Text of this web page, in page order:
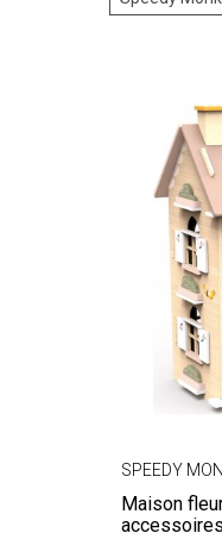
SPEEDY
Maison
accessoires